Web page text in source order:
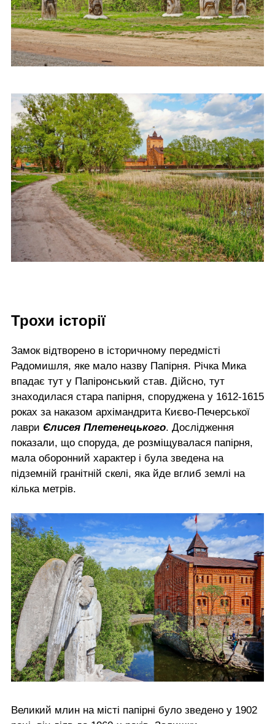
Трохи історії
Замок відтворено в історичному передмісті
Радомишля, яке мало назву Папірня. Річка Мика
впадає тут у Папіронський став. Дійсно, тут
знаходилася стара папірня, споруджена у 1612-1615
роках за наказом архімандрита Києво-Печерської
лаври Єлисея Плетенецького. Дослідження
показали, що споруда, де розміщувалася папірня,
мала оборонний характер і була зведена на
підземній гранітній скелі, яка йде вглиб землі на
кілька метрів.
Великий млин на місті папірні було зведено у 1902